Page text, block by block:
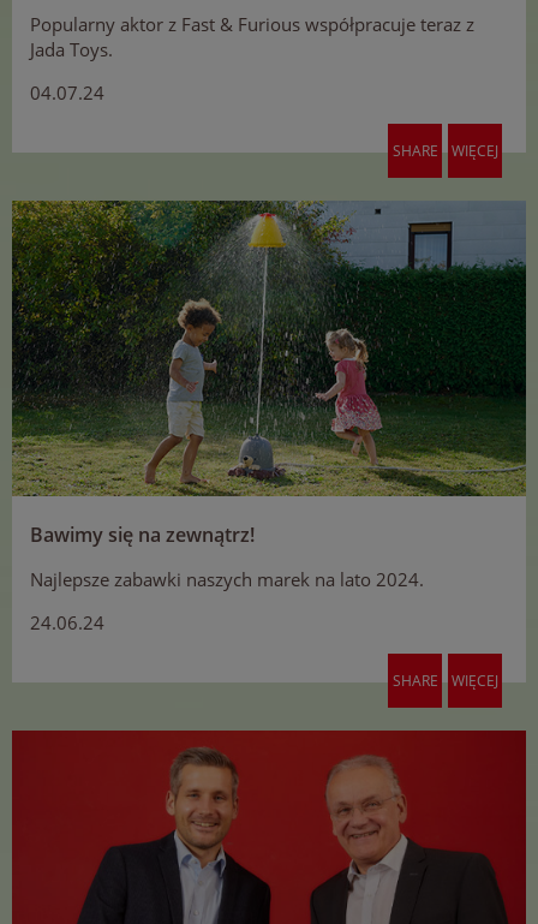
Popularny aktor z Fast & Furious współpracuje teraz z
Jada Toys.
04.07.24
SHARE WIĘCEJ
Bawimy się na zewnątrz!
Najlepsze zabawki naszych marek na lato 2024.
24.06.24
SHARE WIĘCEJ